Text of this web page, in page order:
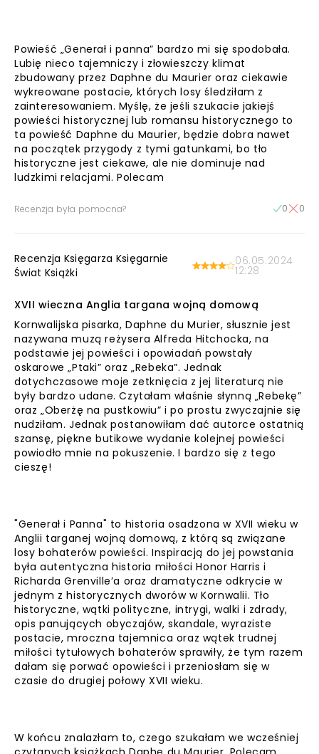
Powieść „Generał i panna” bardzo mi się spodobała.
Lubię nieco tajemniczy i złowieszczy klimat
zbudowany przez Daphne du Maurier oraz ciekawie
wykreowane postacie, których losy śledziłam z
zainteresowaniem. Myślę, że jeśli szukacie jakiejś
powieści historycznej lub romansu historycznego to
ta powieść Daphne du Maurier, będzie dobra nawet
na początek przygody z tymi gatunkami, bo tło
historyczne jest ciekawe, ale nie dominuje nad
ludzkimi relacjami. Polecam
Recenzja była pomocna? 0 0
Recenzja Księgarza Księgarnie
Świat Książki
06.05.2024
12:28
XVII wieczna Anglia targana wojną domową
Kornwalijska pisarka, Daphne du Murier, słusznie jest
nazywana muzą reżysera Alfreda Hitchocka, na
podstawie jej powieści i opowiadań powstały
oskarowe „Ptaki” oraz „Rebeka”. Jednak
dotychczasowe moje zetknięcia z jej literaturą nie
były bardzo udane. Czytałam właśnie słynną „Rebekę”
oraz „Oberżę na pustkowiu” i po prostu zwyczajnie się
nudziłam. Jednak postanowiłam dać autorce ostatnią
szansę, piękne butikowe wydanie kolejnej powieści
powiodło mnie na pokuszenie. I bardzo się z tego
cieszę!
"Generał i Panna" to historia osadzona w XVII wieku w
Anglii targanej wojną domową, z którą są związane
losy bohaterów powieści. Inspiracją do jej powstania
była autentyczna historia miłości Honor Harris i
Richarda Grenville’a oraz dramatyczne odkrycie w
jednym z historycznych dworów w Kornwalii. Tło
historyczne, wątki polityczne, intrygi, walki i zdrady,
opis panujących obyczajów, skandale, wyraziste
postacie, mroczna tajemnica oraz wątek trudnej
miłości tytułowych bohaterów sprawiły, że tym razem
dałam się porwać opowieści i przeniosłam się w
czasie do drugiej połowy XVII wieku.
W końcu znalazłam to, czego szukałam we wcześniej